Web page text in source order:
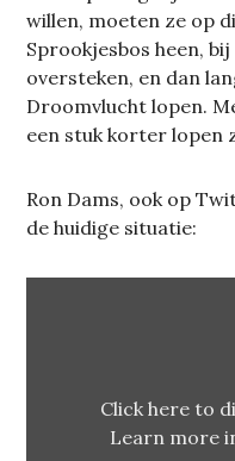
willen, moeten ze op
Sprookjesbos heen,
oversteken, en dan
Droomvlucht lopen.
een stuk korter lopen
Ron Dams, ook op
de huidige situatie:
Click here to
Learn more